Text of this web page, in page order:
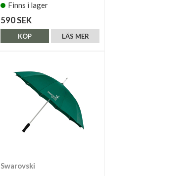
Finns i lager
590 SEK
LÄS MER
KÖP
Swarovski